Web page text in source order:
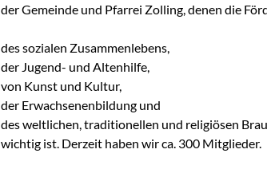
der Gemeinde und Pfarrei Zolling, denen die
des sozialen Zusammenlebens,
der Jugend- und Altenhilfe,
von Kunst und Kultur,
der Erwachsenenbildung und
des weltlichen, traditionellen und religiösen
wichtig ist. Derzeit haben wir ca. 300 Mitglieder.